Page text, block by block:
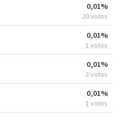
0,01%
20 votos
0,01%
1 votos
0,01%
3 votos
0,01%
1 votos